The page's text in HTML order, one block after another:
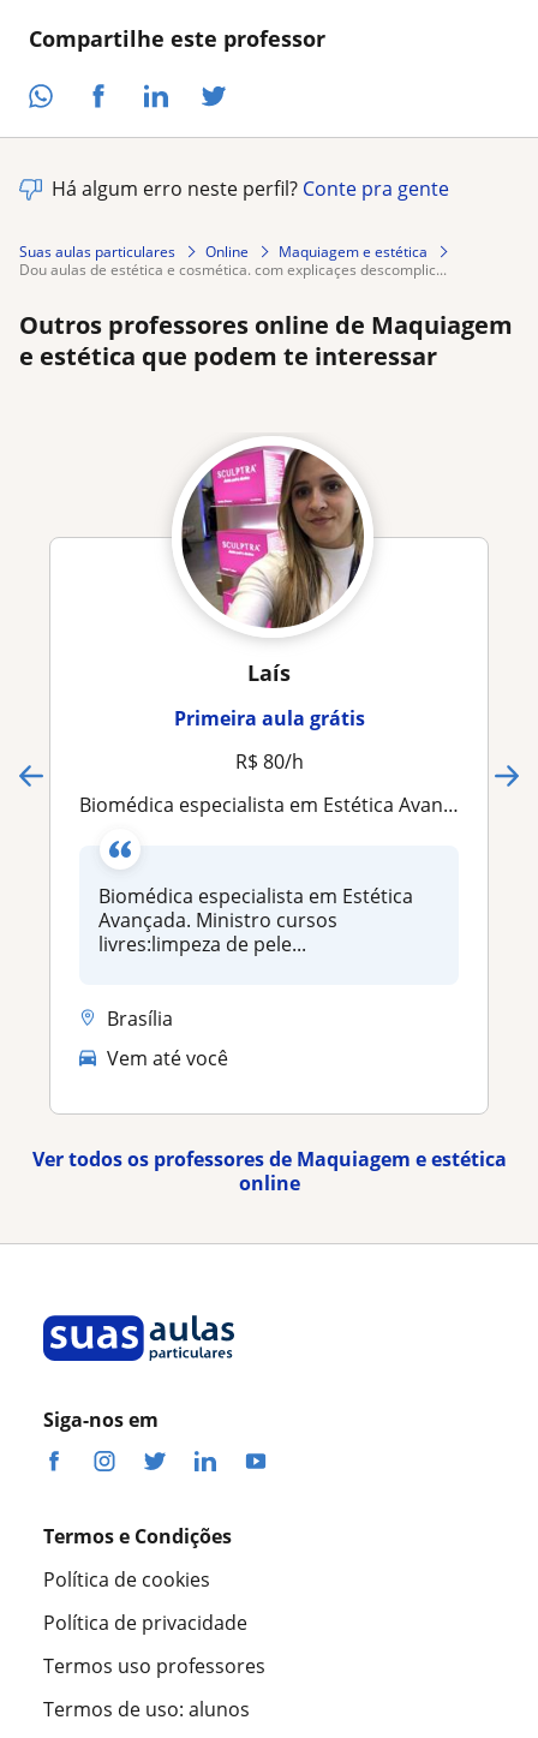
Compartilhe este professor
Há algum erro neste perfil? Conte pra gente
Suas aulas particulares Online
Maquiagem e estética
dou aulas de estética e cosmética. com explicaçes descomplic...
Outros professores online de Maquiagem
e estética que podem te interessar
Laís
Primeira aula grátis
R$ 80/h
Biomédica especialista em Estética Avançada. Ministro cursos livres:limpeza de pele profunda, aplicação de toxina Botulínica, etc
Biomédica especialista em Estética
Avançada. Ministro cursos
livres:limpeza de pele...
Brasília
Vem até você
Ver todos os professores de Maquiagem e estética
online
Siga-nos em
Termos e Condições
Política de cookies
Política de privacidade
Termos uso professores
Termos de uso: alunos